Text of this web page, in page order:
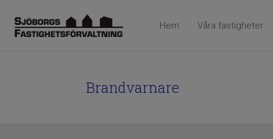
Hem Våra fastigheter
Brandvarnare